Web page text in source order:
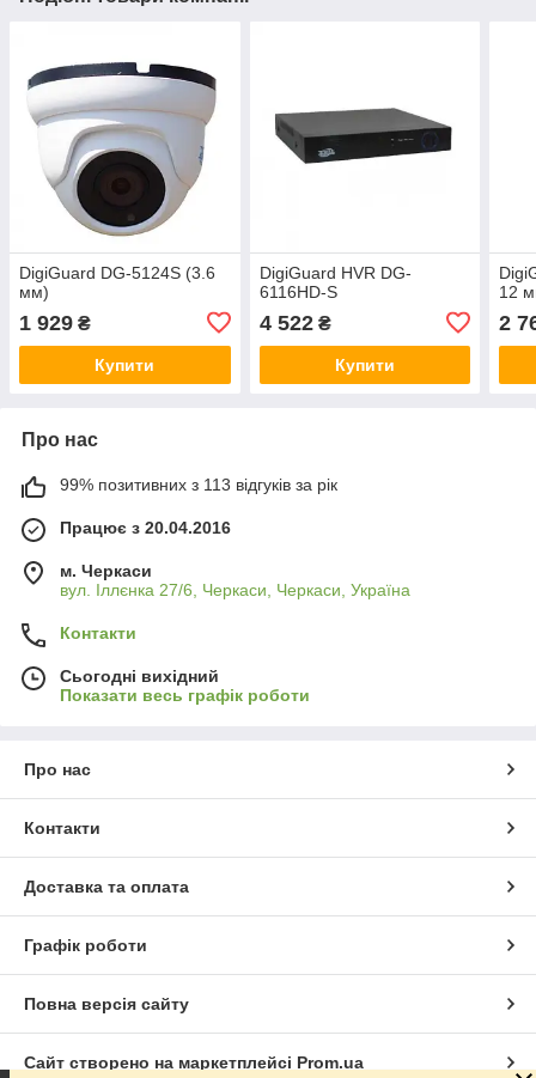
DigiGuard DG-5124S (3.6
мм)
1 929 ₴
Купити
DigiGuard HVR DG-
6116HD-S
4 522₴
Купити
12
2
Про нас
99% позитивних з 113 відгуків за рік
Працює з 20.04.2016
м. Черкаси
вул. Іллєнка 27/6, Черкаси, Черкаси, Україна
Контакти
Сьогодні вихідний
Показати весь графік роботи
Про нас
Контакти
Доставка та оплата
Графік роботи
Повна версія сайту
Сайт створено на маркетплейсі Prom.ua